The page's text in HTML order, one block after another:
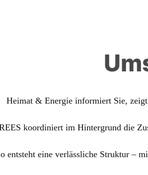
Heimat & Energie informiert Sie,
koordiniert im Hintergrund die
entsteht eine verlässliche Struktur –